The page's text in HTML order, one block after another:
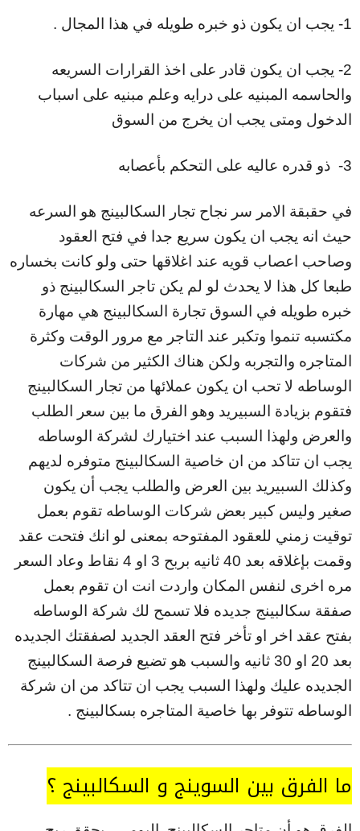
1- يجب ان يكون ذو خبره طويله في هذا المجال .
2- يجب ان يكون قادر على اخذ القرارات السريعه
والحاسمه المبنيه على درايه وعلم مبنيه على اسباب
الدخول ومتى يجب ان يخرج من السوق
3- ذو قدره عاليه على التحكم بأعصابه
في حقبقة الامر سر نجاح تجار السكالبينج هو السرعه
حيث انه يجب ان يكون سريع جدا في فتح العقود
وصاحب اعصاب قويه عند اغلاقها حتى ولو كانت بخساره
طبعا كل هذا لا يحدث لو لم يكن تاجر السكالبينج ذو
خبره طويله في السوق تجارة السكالبينج هي مهارة
مكتسبه تنموا وتكبر عند التاجر مع مرور الوقت وكثرة
المتاجره والتجربه ولكن هناك الكثير من شركات
الوساطه لا تحب ان يكون عملائها من تجار السكالبينج
فتقوم بزيادة السبيريد وهو الفرق ما بين سعر الطلب
والعرض ولهذا السبب عند اختيارك لشركة الوساطه
يجب ان تتاكد من ان خاصية السكالبينج متوفره لديهم
وكذلك السبيريد بين العرض والطلب يجب أن يكون
صغير وليس كبير بعض شركات الوساطه تقوم بعمل
توقيت زمني للعقود المفتوحه بمعنى لو انك فتحت عقد
وقمت بإغلاقه بعد 40 ثانيه بربح 3 او 4 نقاط وعاد السعر
مره اخرى لنفس المكان واردت انت ان تقوم بعمل
صفقة سكالبينج جديده فلا تسمح لك شركة الوساطه
بفتح عقد اخر او تأخر فتح العقد الجديد لصفقتك الجديده
بعد 20 او 30 ثانيه والسبب هو تضيع فرصة السكالبينج
الجديده عليك ولهذا السبب يجب ان تتاكد من ان شركة
الوساطه تتوفر بها خاصية المتاجره بسكالبينج .
ما الفرق بين السوينج و السكالبينج ؟